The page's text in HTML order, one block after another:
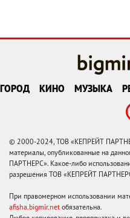
ГОРОД КИНО МУЗЫКА
© 2000-2024, ТОВ «КЕПРЕЙТ
материалы, опубликованные на
ПАРТНЕРС». Какое-либо
разрешения ТОВ «КЕПРЕЙТ
При правомерном использовании
afisha.bigmir.net обязательна.